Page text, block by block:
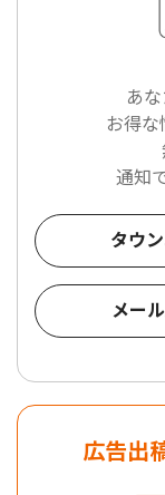
あ
お得な
通知
タウ
メー
広告出